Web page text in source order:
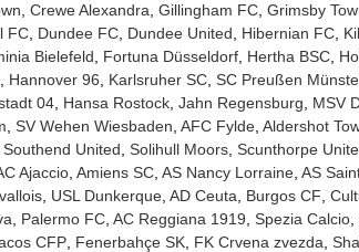
Crewe Alexandra Gillingham FC Grimsby
FC Dundee FC Dundee United Hibernian FC
Bielefeld Fortuna Düsseldorf Hertha BSC
Hannover 96 Karlsruher SC SC Preußen
04 Hansa Rostock Jahn Regensburg MSV
SV Wehen Wiesbaden AFC Fylde Aldershot
Southend United Solihull Moors Scunthorpe
Ajaccio Amiens SC AS Nancy Lorraine AS
USL Dunkerque AD Ceuta Burgos CF
Palermo FC AC Reggiana 1919 Spezia Calcio
CFP Fenerbahçe SK FK Crvena zvezda